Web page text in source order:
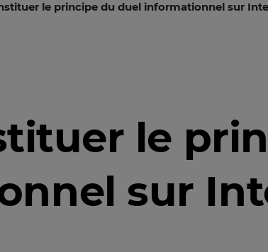
le principe du duel informationnel sur
le
sur